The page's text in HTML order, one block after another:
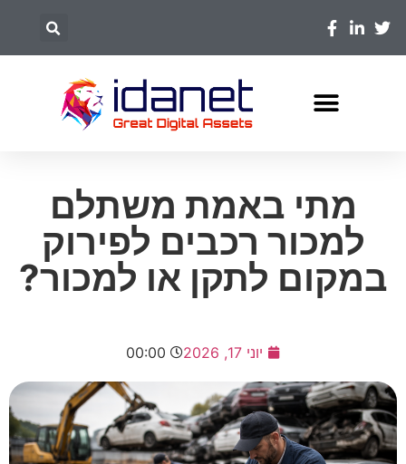
מתי באמת משתלם
למכור רכבים לפירוק
במקום לתקן או למכור?
יוני 17, 2026 00:00